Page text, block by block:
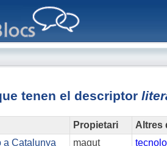
tenen el descriptor
Propietari
Altres
a Catalunya
magut